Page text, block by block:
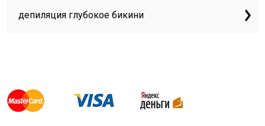
депиляция глубокое бикини